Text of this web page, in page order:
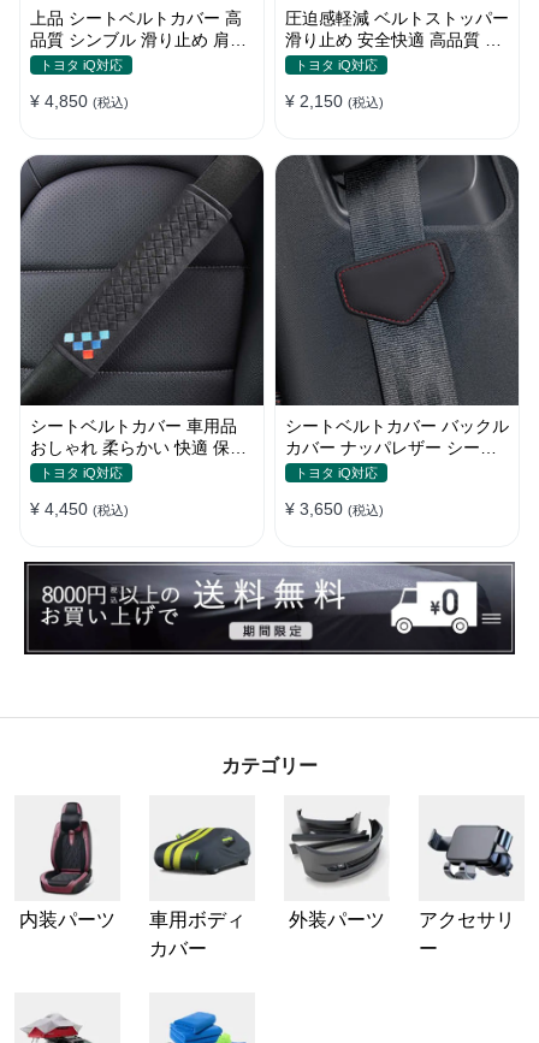
上品 シートベルトカバー 高
品質 シンブル 滑り止め 肩当
てパッド 圧迫感軽減
トヨタ iQ対応
¥ 4,850 (税込)
圧迫感軽減 ベルトストッパー
滑り止め 安全快適 高品質 テ
ープクリップ 快適 2個セット
トヨタ iQ対応
¥ 2,150 (税込)
シートベルトカバー 車用品
おしゃれ 柔らかい 快適 保護
肩当てパッド 圧迫感軽減
トヨタ iQ対応
¥ 4,450 (税込)
シートベルトカバー バックル
カバー ナッパレザー シート
ベルトパッド 異音防止 傷防
トヨタ iQ対応
¥ 3,650 (税込)
カテゴリー
内装パーツ
車用ボディ
カバー
外装パーツ
アクセサリ
ー